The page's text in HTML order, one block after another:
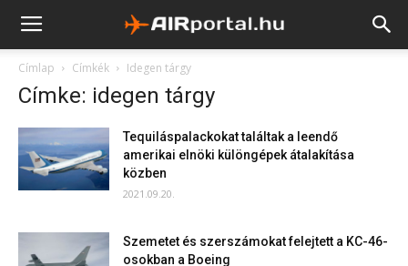
Címlap Címkék Idegen tárgy
Címke: idegen tárgy
Tequiláspalackokat találtak a leendő
amerikai elnöki különgépek átalakítása
közben
2021.09.20.
Szemetet és szerszámokat felejtett a KC-46-
osokban a Boeing